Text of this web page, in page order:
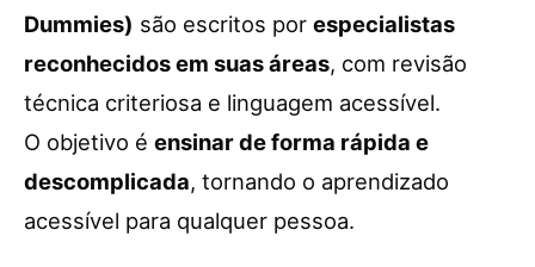
Dummies) são escritos por especialistas
reconhecidos em suas áreas, com revisão
técnica criteriosa e linguagem acessível.
O objetivo é ensinar de forma rápida e
descomplicada, tornando o aprendizado
acessível para qualquer pessoa.